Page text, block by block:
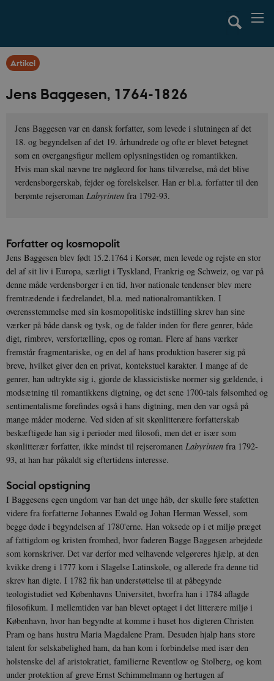
Artikel
Jens Baggesen, 1764-1826
Jens Baggesen var en dansk forfatter, som levede i slutningen af det
18. og begyndelsen af det 19. århundrede og ofte er blevet betegnet
som en overgangsfigur mellem oplysningstiden og romantikken.
Hvis man skal nævne tre nøgleord for hans tilværelse, må det blive
verdensborgerskab, fejder og forelskelser. Han er bl.a. forfatter til den
berømte rejseromanLabyrinten fra 1792-93.
Forfatter og kosmopolit
Jens Baggesen blev født 15.2.1764 i Korsør, men levede og rejste en stor
del af sit liv i Europa, særligt i Tyskland, Frankrig og Schweiz, og var på
denne måde verdensborger i en tid, hvor nationale tendenser blev mere
fremtrædende i fædrelandet, bl.a. med nationalromantikken. I
overensstemmelse med sin kosmopolitiske indstilling skrev han sine
værker på både dansk og tysk, og de falder inden for flere genrer, både
digt, rimbrev, versfortælling, epos og roman. Flere af hans værker
fremstår fragmentariske, og en del af hans produktion baserer sig på
breve, hvilket giver den en privat, kontekstuel karakter. I mange af de
genrer, han udtrykte sig i, gjorde de klassicistiske normer sig gældende, i
modsætning til romantikkens digtning, og det sene 1700-tals følsomhed og
sentimentalisme forefindes også i hans digtning, men den var også på
mange måder moderne. Ved siden af sit skønlitterære forfatterskab
beskæftigede han sig i perioder med filosofi, men det er især som
skønlitterær forfatter, ikke mindst til rejseromanen Labyrinten fra 1792-
93, at han har påkaldt sig eftertidens interesse.
Social opstigning
I Baggesens egen ungdom var han det unge håb, der skulle føre stafetten
videre fra forfatterne Johannes Ewald og Johan Herman Wessel, som
begge døde i begyndelsen af 1780'erne. Han voksede op i et miljø præget
af fattigdom og kristen fromhed, hvor faderen Bagge Baggesen arbejdede
som kornskriver. Det var derfor med velhavende velgøreres hjælp, at den
kvikke dreng i 1777 kom i Slagelse Latinskole, og allerede fra denne tid
skrev han digte. I 1782 fik han understøttelse til at påbegynde
teologistudiet ved Københavns Universitet, hvorfra han i 1784 aflagde
filosofikum. I mellemtiden var han blevet optaget i det litterære miljø i
København, hvor han begyndte at komme i huset hos digteren Christen
Pram og hans hustru Maria Magdalene Pram. Desuden hjalp hans store
talent for selskabelighed ham, da han kom i forbindelse med især den
holstenske del af aristokratiet, familierne Reventlow og Stolberg, og kom
under protektion af greve Ernst Schimmelmann og hertugen af